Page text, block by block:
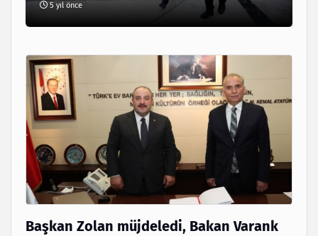
5 yıl önce
Başkan Zolan müjdeledi, Bakan Varank